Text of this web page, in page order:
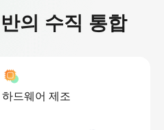
의 수직 통합
드웨어 제조